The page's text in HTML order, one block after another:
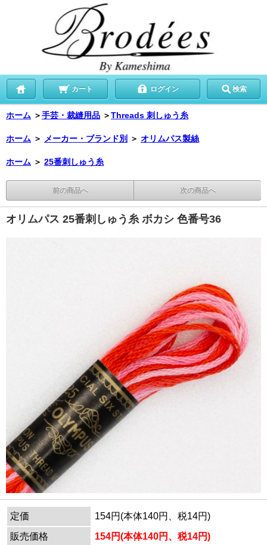
カート ログイン 検索
ホーム ＞手芸・裁縫用品 ＞Threads 刺しゅう糸
ホーム ＞ メーカー・ブランド別 ＞ オリムパス製絲
ホーム ＞ 25番刺しゅう糸
前の商品へ 次の商品へ
オリムパス 25番刺しゅう糸 ボカシ 色番号36
定価
154円(本体140円、税14円)
販売価格
154円(本体140円、税14円)